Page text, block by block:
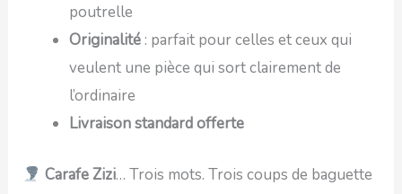
poutrelle
Originalité : parfait pour celles et ceux qui
veulent une pièce qui sort clairement de
l’ordinaire
Livraison standard offerte
Carafe Zizi… Trois mots. Trois coups de baguette